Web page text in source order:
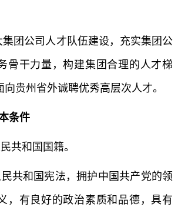
集团公司人才队伍建设，充实集团公
骨干力量，构建集团合理的人才梯
向贵州省外诚聘优秀高层次人才。
条件
共和国国籍。
共和国宪法，拥护中国共产党的领
，有良好的政治素质和品德，具有